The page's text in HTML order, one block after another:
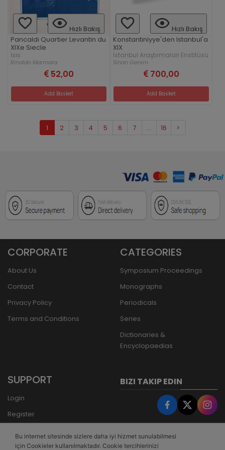
Hızlı Bakış
Pancaldi Quartier Levantin du
XIXe Siecle
İsis
Rinaldo Marmara
52,00
Add Basket
Hızlı Bakış
Konstantiniyye'den Istanbul'a
XIX
İstanbul Araştırmaları Enstitüsü
Sinan Genim
700,00
Add Basket
1 2 3 4 5 6 7 ... 16 >
CORPORATE
About Us
Contact
Privacy Policy
Terms and Conditions
CATEGORIES
Symposium Proceedings
Monographs
Periodicals
Series
Dictionaries &
Encyclopaedias
SUPPORT
Login
Register
Bank Transfer
BIZI TAKIP EDIN
Bu internet sitesinde sizlere daha iyi hizmet sunulabilmesi
için Cookieler kullanılmaktadır. Cookie tercihlerinizi